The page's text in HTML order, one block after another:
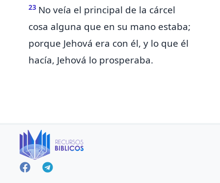
23 No veía el principal de la cárcel
cosa alguna que en su mano estaba;
porque Jehová era con él, y lo que él
hacía, Jehová lo prosperaba.